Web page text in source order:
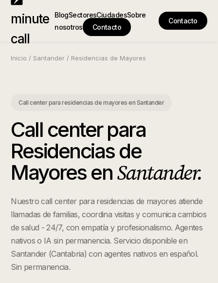
minute
call
BlogSectoresCiudadesSobre
nosotros
Contacto
Contacto
Inicio / Santander / Residencias de Mayores
Call center para residencias de mayores en Santander
Call center para
Residencias de
MayoresenSantander.
Nuestro call center para residencias de mayores atiende
llamadas de familias, coordina visitas y comunica cambios
de salud - 24/7, con empatía y profesionalismo. Agentes
nativos o IA sin permanencia. Servicio disponible en
Santander (Cantabria) con agentes nativos en español.
Sin permanencia.